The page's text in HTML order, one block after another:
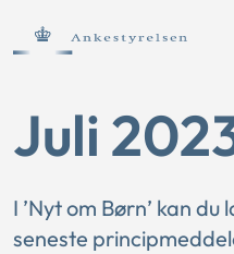
Juli
I ’Nyt om Børn’ kan
seneste